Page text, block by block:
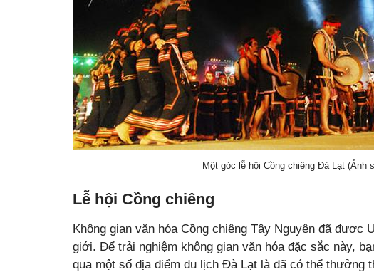
Một góc lễ hội Cồng chiêng Đà Lạt (Ảnh
Lễ hội Cồng chiêng
Không gian văn hóa Cồng chiêng Tây Nguyên đã được
giới. Để trải nghiệm không gian văn hóa đặc sắc này,
qua một số địa điểm du lịch Đà Lạt là đã có thể thưởng